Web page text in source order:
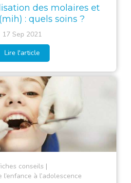
des molaires et
: quels soins ?
17 Sep 2021
Lire l'article
conseils
l’enfance à l’adolescence